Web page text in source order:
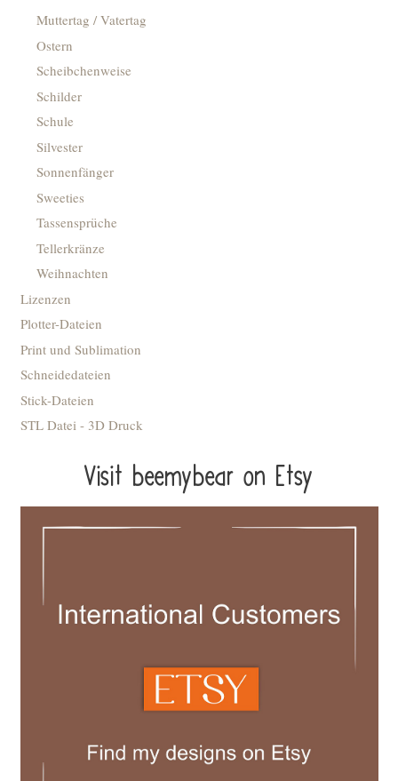
Muttertag / Vatertag
Ostern
Scheibchenweise
Schilder
Schule
Silvester
Sonnenfänger
Sweeties
Tassensprüche
Tellerkränze
Weihnachten
Lizenzen
Plotter-Dateien
Print und Sublimation
Schneidedateien
Stick-Dateien
STL Datei - 3D Druck
Visit beemybear on Etsy